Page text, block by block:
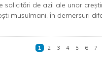
de azil ale unor
musulmani, în demersuri
1 2 3 4 5 6 7